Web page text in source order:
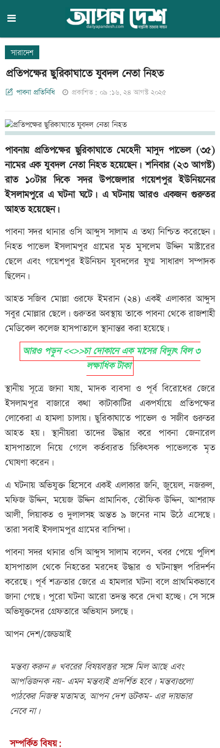
সারাদেশ
প্রতিপক্ষের ছুরিকাঘাতে যুবদল নেতা নিহত
পাবনা প্রতিনিধি প্রকাশিত: ০৯:১৬, ২৪ আগস্ট ২০২৫
পাবনায় প্রতিপক্ষের ছুরিকাঘাতে মেহেদী মাসুদ পাভেল (৩৫)
নামের এক যুবদল নেতা নিহত হয়েছেন। শনিবার (২৩ আগস্ট)
রাত ১০টার দিকে সদর উপজেলার গয়েশপুর ইউনিয়নের
ইসলামপুরে এ ঘটনা ঘটে। এ ঘটনায় আরও একজন গুরুতর
আহত হয়েছেন।
পাবনা সদর থানার ওসি আব্দুস সালাম এ তথ্য নিশ্চিত করেছেন।
নিহত পাভেল ইসলামপুর গ্রামের মৃত মুসলেম উদ্দিন মাষ্টারের
ছেলে এবং গয়েশপুর ইউনিয়ন যুবদলের যুগ্ম সাধারণ সম্পাদক
ছিলেন।
আহত সজিব মোল্লা ওরফে ইমরান (২৪) একই এলাকার আব্দুস
সবুর মোল্লার ছেলে। গুরুতর অবস্থায় তাকে পাবনা থেকে রাজশাহী
মেডিকেল কলেজ হাসপাতালে স্থানান্তর করা হয়েছে।
আরও পড়ুন <<>>চা দোকানে এক মাসের বিদ্যুৎ বিল ৩
লক্ষাধিক টাকা
স্থানীয় সূত্রে জানা যায়, মাদক ব্যবসা ও পূর্ব বিরোধের জেরে
ইসলামপুর বাজারে কথা কাটাকাটির একপর্যায়ে প্রতিপক্ষের
লোকেরা এ হামলা চালায়। ছুরিকাঘাতে পাভেল ও সজীব গুরুতর
আহত হয়। স্থানীয়রা তাদের উদ্ধার করে পাবনা জেনারেল
হাসপাতালে নিয়ে গেলে কর্তব্যরত চিকিৎসক পাভেলকে মৃত
ঘোষণা করেন।
এ ঘটনায় অভিযুক্ত হিসেবে একই এলাকার জনি, জুয়েল, নজরুল,
মফিজ উদ্দিন, ময়েজ উদ্দিন প্রামানিক, তৌফিক উদ্দিন, আশরাফ
আলী, লিয়াকত ও দুলালসহ অন্তত ৯ জনের নাম উঠে এসেছে।
তারা সবাই ইসলামপুর গ্রামের বাসিন্দা।
পাবনা সদর থানার ওসি আব্দুস সালাম বলেন, খবর পেয়ে পুলিশ
হাসপাতাল থেকে নিহতের মরদেহ উদ্ধার ও ঘটনাস্থল পরিদর্শন
করেছে। পূর্ব শত্রুতার জেরে এ হামলার ঘটনা বলে প্রাথমিকভাবে
জানা গেছে। পুরো ঘটনা আরো তদন্ত করে দেখা হচ্ছে। সে সঙ্গে
অভিযুক্তদের গ্রেফতারে অভিযান চলছে।
আপন দেশ/জেডআই
মন্তব্য করুন # খবরের বিষয়বস্তুর সঙ্গে মিল আছে এবং
আপত্তিজনক নয়- এমন মন্তব্যই প্রদর্শিত হবে। মন্তব্যগুলো
পাঠকের নিজস্ব মতামত, আপন দেশ ডটকম- এর দায়ভার
নেবে না।
সম্পর্কিত বিষয়: